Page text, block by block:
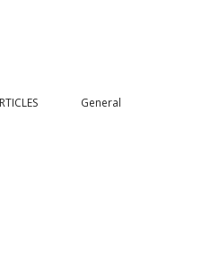
General